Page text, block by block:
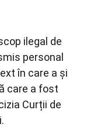
ilegal de
personal
în care a și
care a fost
Curții de